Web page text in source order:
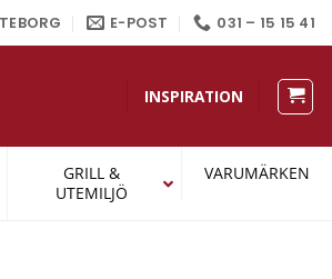
E-POST 031 – 15 15 41
INSPIRATION
GRILL &
UTEMILJÖ
VARUMÄRKEN